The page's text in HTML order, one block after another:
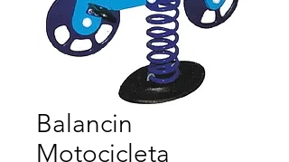
Balancin
Motocicleta